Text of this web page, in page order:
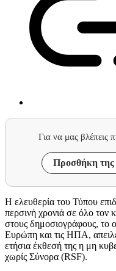
Για να μας βλέπεις
Προσθήκη της
Η ελευθερία του Τύπου
περσινή χρονιά σε όλο τον
στους δημοσιογράφους, το
Ευρώπη και τις ΗΠΑ,
ετήσια έκθεσή της η μη
χωρίς Σύνορα (RSF).